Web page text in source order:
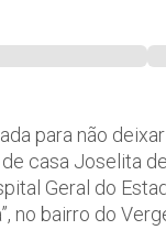
para não
casa Joselita
Geral do
no bairro do